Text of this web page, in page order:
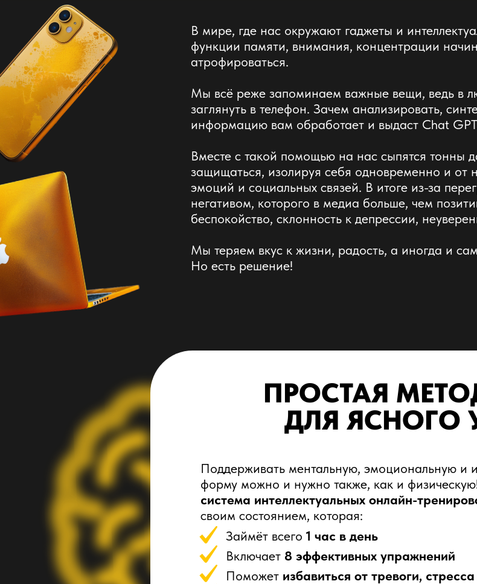
В мире, где нас окружают гаджеты и
функции памяти, внимания, концентрации
атрофироваться.
Мы всё реже запоминаем важные вещи, ведь в
заглянуть в телефон. Зачем анализировать,
информацию вам обработает и выдаст Chat
Вместе с такой помощью на нас сыпятся тонны
защищаться, изолируя себя одновременно и от
эмоций и социальных связей. В итоге из-за
негативом, которого в медиа больше, чем
беспокойство, склонность к депрессии,
Мы теряем вкус к жизни, радость, а иногда и
Но есть решение!
ПРОСТАЯ
ДЛЯ ЯСНОГО
Займёт всего 1 час в день
Включает 8 эффективных упражнений
Поможет избавиться от тревоги,
Поддерживать ментальную, эмоциональную и
форму можно и нужно также, как и
система интеллектуальных онлайн-
своим состоянием, которая: